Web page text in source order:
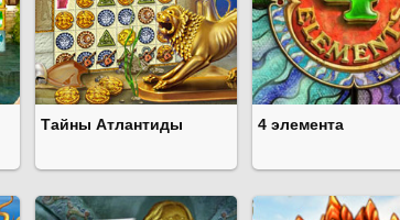
Тайны Атлантиды 4 элемента